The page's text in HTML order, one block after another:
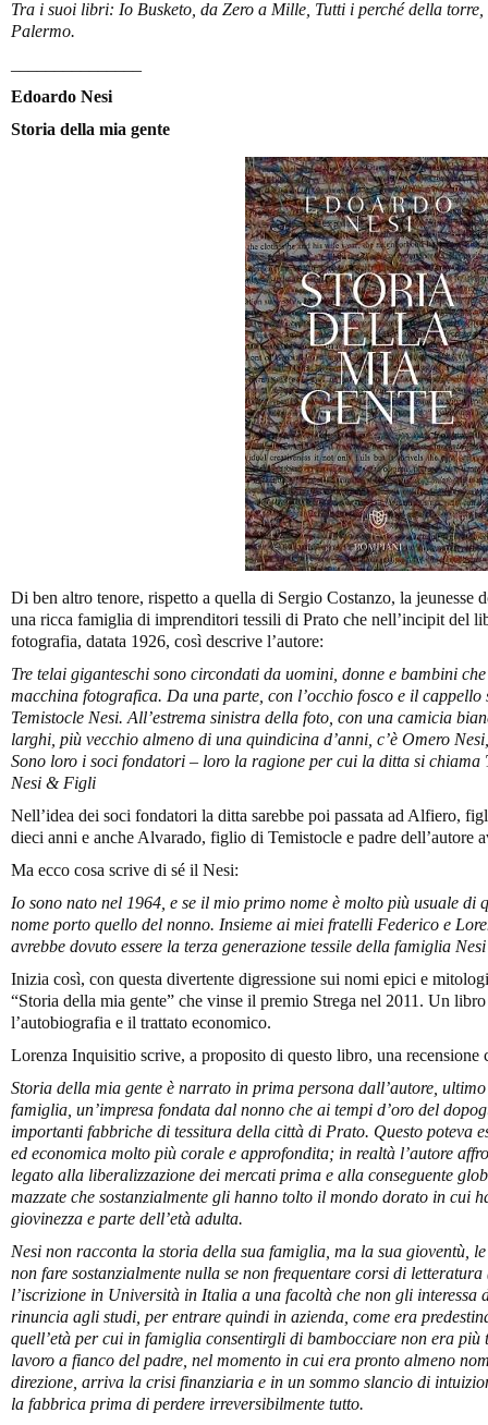
Tra i suoi libri: Io Busketo, da Zero a Mille, Tutti i perché della
Palermo.
Edoardo Nesi
Storia della mia gente
Di ben altro tenore, rispetto a quella di Sergio Costanzo, la jeunesse
una ricca famiglia di imprenditori tessili di Prato che nell’incipit del
fotografia, datata 1926, così descrive l’autore:
Tre telai giganteschi sono circondati da uomini, donne e bambini
macchina fotografica. Da una parte, con l’occhio fosco e il cappello
Temistocle Nesi. All’estrema sinistra della foto, con una camicia
larghi, più vecchio almeno di una quindicina d’anni, c’è Omero
Sono loro i soci fondatori – loro la ragione per cui la ditta si
Nesi & Figli
Nell’idea dei soci fondatori la ditta sarebbe poi passata ad Alfiero,
dieci anni e anche Alvarado, figlio di Temistocle e padre dell’autore
Ma ecco cosa scrive di sé il Nesi:
Io sono nato nel 1964, e se il mio primo nome è molto più usuale di
nome porto quello del nonno. Insieme ai miei fratelli Federico e
avrebbe dovuto essere la terza generazione tessile della famiglia
Inizia così, con questa divertente digressione sui nomi epici e
“Storia della mia gente” che vinse il premio Strega nel 2011. Un
l’autobiografia e il trattato economico.
Lorenza Inquisitio scrive, a proposito di questo libro, una recensione
Storia della mia gente è narrato in prima persona dall’autore,
famiglia, un’impresa fondata dal nonno che ai tempi d’oro del
importanti fabbriche di tessitura della città di Prato. Questo poteva
ed economica molto più corale e approfondita; in realtà l’autore
legato alla liberalizzazione dei mercati prima e alla conseguente
mazzate che sostanzialmente gli hanno tolto il mondo dorato in cui
giovinezza e parte dell’età adulta.
Nesi non racconta la storia della sua famiglia, ma la sua gioventù,
non fare sostanzialmente nulla se non frequentare corsi di
l’iscrizione in Università in Italia a una facoltà che non gli interessa
rinuncia agli studi, per entrare quindi in azienda, come era
quell’età per cui in famiglia consentirgli di bambocciare non era
lavoro a fianco del padre, nel momento in cui era pronto almeno
direzione, arriva la crisi finanziaria e in un sommo slancio di
la fabbrica prima di perdere irreversibilmente tutto.